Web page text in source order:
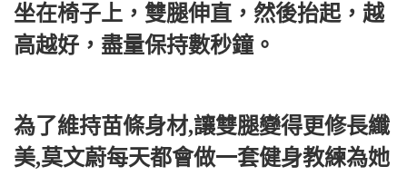
坐在椅子上，雙腿伸直，然後抬起，越
高越好，盡量保持數秒鐘。
為了維持苗條身材,讓雙腿變得更修長纖
美,莫文蔚每天都會做一套健身教練為她